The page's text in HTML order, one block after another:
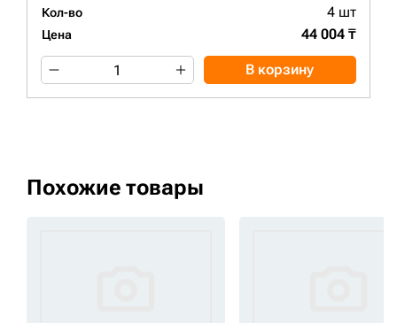
Кол-во 4 шт
Цена 44 004 ₸
В корзину
Похожие товары